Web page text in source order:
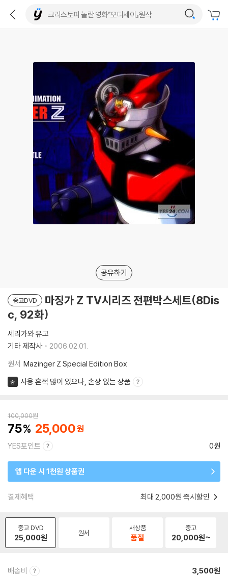
공유하기
중고DVD
마징가 Z TV시리즈 전편박스세트(8Dis
c, 92화)
세리가와 유고
기타 제작사
2006.02.01.
원서 Mazinger Z Special Edition Box
중 사용 흔적 많이 있으나, 손상 없는 상품
100,000원
75 25,000
YES포인트 0원
앱 다운 시 1천원 상품권
결제혜택 최대 2,000원 즉시할인
중고 DVD
25,000원 원서
새상품
품절
중고
20,000원~
배송비 3,500원